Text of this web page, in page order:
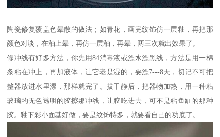
陶瓷修复覆盖色晕散的做法；如青花，画完纹饰仿一层釉，再把那
颜色对淡，在釉上晕，再仿一层釉，再晕，两三次就出效果了。
修冲线有好多方法，你先用84消毒液或漂水漂黑线，方法是用一棉
条粘在冲上，再加液体，让它老是湿的，要漂7---8天，切记不可把
整器放进水里漂，那样就完了。拔干静后，把器物加热，用一种粘
玻璃的无色透明的胶擦那冲线，让胶吃进去，可不是粘鱼缸的那种
胶。釉下彩小面基好做，要是纹饰特多，就要看自己的功底了。